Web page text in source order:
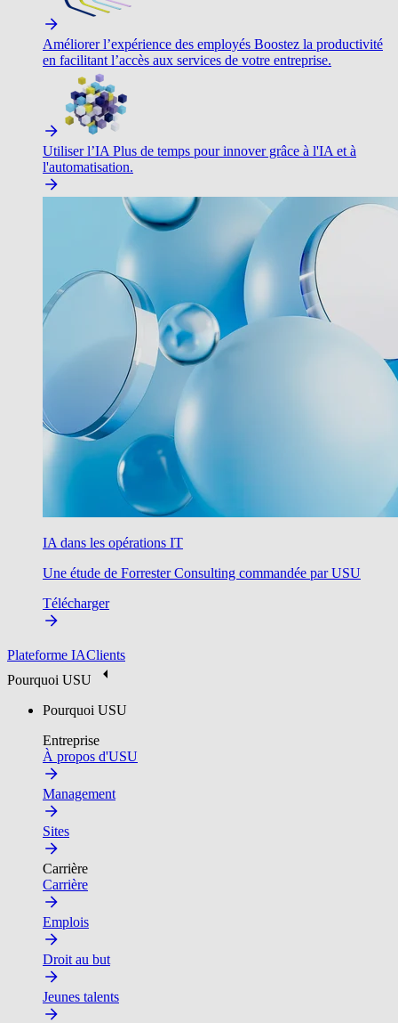
Améliorer l’expérience des employés Boostez la productivité
en facilitant l’accès aux services de votre entreprise.
Utiliser l’IA Plus de temps pour innover grâce à l'IA et à
l'automatisation.
IA dans les opérations IT
Une étude de Forrester Consulting commandée par USU
Télécharger
Plateforme IAClients
Pourquoi USU
Pourquoi USU
Entreprise
À propos d'USU
Management
Sites
Carrière
Carrière
Emplois
Droit au but
Jeunes talents